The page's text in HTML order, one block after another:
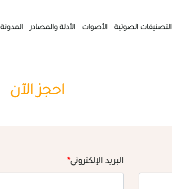
التصنيفات الصوتية الأصوات الأدلة والمصادر المدونة
احجز الآن
البريد الإلكتروني*